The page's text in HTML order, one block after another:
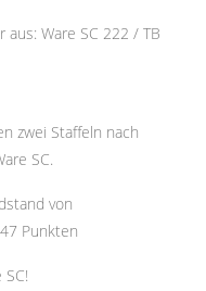
Ware SC 222 / TB
zwei Staffeln nach
SC.
von
Punkten